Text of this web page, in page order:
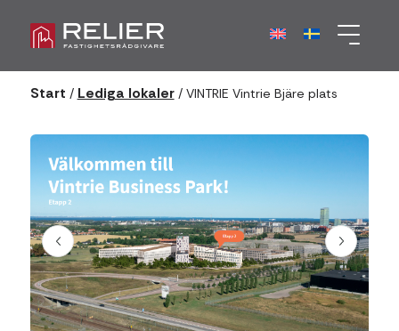
Start / Lediga lokaler/ VINTRIE Vintrie Bjäre plats